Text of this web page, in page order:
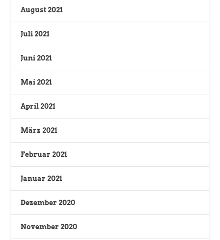
August 2021
Juli 2021
Juni 2021
Mai 2021
April 2021
März 2021
Februar 2021
Januar 2021
Dezember 2020
November 2020